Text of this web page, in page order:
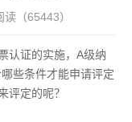
读（65443）
认证的实施，A级纳
些条件才能申请评定
评定的呢？